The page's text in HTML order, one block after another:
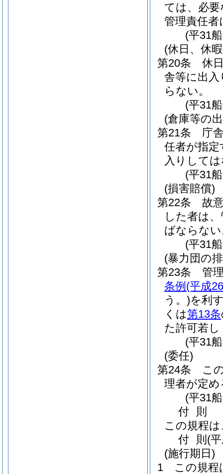
ては、必
管理責任
(平31
(休日、休
第20条
休
舎等に出
らない。
(平31
(倉庫等の
第21条
庁
任者が指
入りして
(平31
(損害賠償)
第22条
故
した者は
ばならな
(平31
(暴力団の
第23条
管
条例 (平成
う。)を利
くは第13条
た許可若
(平31
(委任)
第24条
こ
理者が定め
(平31
付 則
この規程
付 則 (
(施行期日)
1
この規程